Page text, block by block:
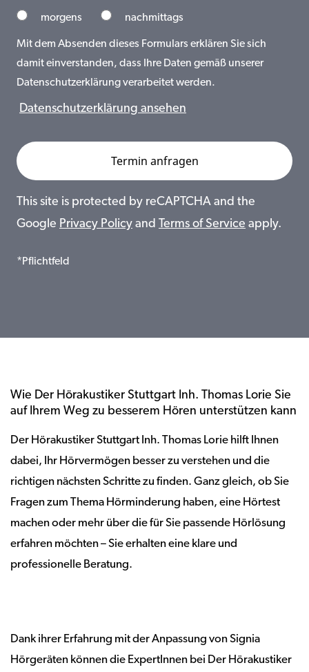
morgens nachmittags
Mit dem Absenden dieses Formulars erklären Sie sich
damit einverstanden, dass Ihre Daten gemäß unserer
Datenschutzerklärung verarbeitet werden.
Datenschutzerklärung ansehen
This site is protected by reCAPTCHA and the
Google Privacy Policy and Terms of Service apply.
*Pflichtfeld
Wie Der Hörakustiker Stuttgart Inh. Thomas Lorie Sie
auf Ihrem Weg zu besserem Hören unterstützen kann
Der Hörakustiker Stuttgart Inh. Thomas Lorie hilft Ihnen
dabei, Ihr Hörvermögen besser zu verstehen und die
richtigen nächsten Schritte zu finden. Ganz gleich, ob Sie
Fragen zum Thema Hörminderung haben, eine Hörtest
machen oder mehr über die für Sie passende Hörlösung
erfahren möchten – Sie erhalten eine klare und
professionelle Beratung.
Dank ihrer Erfahrung mit der Anpassung von Signia
Hörgeräten können die ExpertInnen bei Der Hörakustiker